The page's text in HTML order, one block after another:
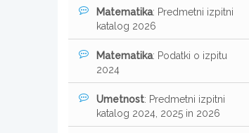
Matematika: Predmetni izpitni
katalog 2026
Matematika: Podatki o izpitu
2024
Umetnost: Predmetni izpitni
katalog 2024, 2025 in 2026